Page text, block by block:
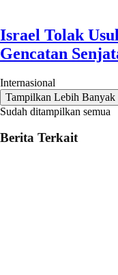
Israel Tolak
Gencatan
Internasional
Tampilkan Lebih Banyak
Sudah ditampilkan semua
Berita Terkait